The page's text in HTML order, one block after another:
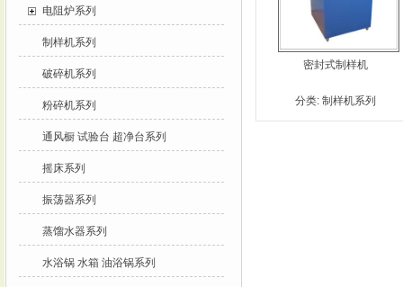
密封式制样机
分类: 制样机系列
电阻炉系列
制样机系列
破碎机系列
粉碎机系列
通风橱 试验台 超净台系列
摇床系列
振荡器系列
蒸馏水器系列
水浴锅 水箱 油浴锅系列